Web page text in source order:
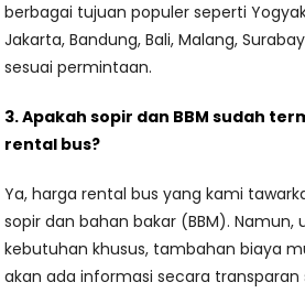
berbagai tujuan populer seperti
Jakarta, Bandung, Bali, Malang,
sesuai permintaan.
3. Apakah sopir dan BBM sudah
rental bus?
Ya, harga rental bus yang kami
sopir dan bahan bakar (BBM).
kebutuhan khusus, tambahan biaya
akan ada informasi secara transparan